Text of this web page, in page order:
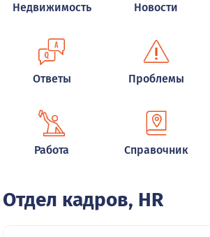
Недвижимость Новости
Ответы Проблемы
Работа Справочник
Отдел кадров, HR